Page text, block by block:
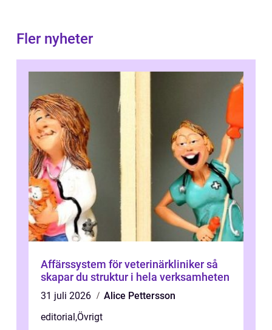
Fler nyheter
Affärssystem för veterinärkliniker så
skapar du struktur i hela verksamheten
31 juli 2026
Alice Pettersson
editorial,Övrigt